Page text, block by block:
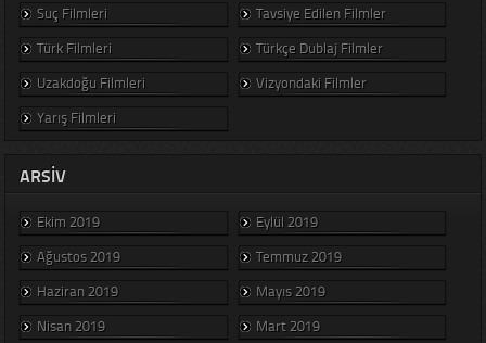
Suç Filmleri
Tavsiye Edilen Filmler
Türk Filmleri
Türkçe Dublaj Filmler
Uzakdoğu Filmleri
Vizyondaki Filmler
Yarış Filmleri
ARSIV
Ekim 2019
Eylül 2019
Ağustos 2019
Temmuz 2019
Haziran 2019
Mayıs 2019
Nisan 2019
Mart 2019